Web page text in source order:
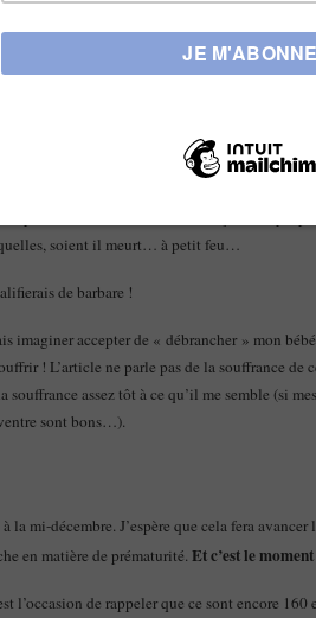
ont vu le jour trop tôt, ces prématurés de 800
de lourdes séquelles qui jamais ne pourront
» Limitation et arrêt des traitements ». En
des soins, d’autres peuvent mettre des
la méthode… De toute façon, il n’y a
soient il meurt… à petit feu…
de barbare !
imaginer accepter de « débrancher » mon
! L’article ne parle pas de la souffrance de
assez tôt à ce qu’il me semble (si
sont bons…).
mi-décembre. J’espère que cela fera
en matière de prématurité. Et c’est le
l’occasion de rappeler que ce sont encore